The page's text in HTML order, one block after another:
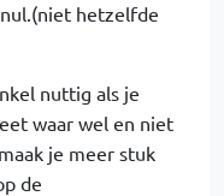
hetzelfde
nuttig als je
waar wel en niet
je meer stuk
de